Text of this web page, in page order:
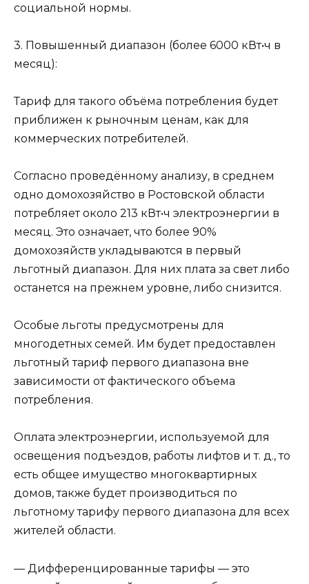
социальной нормы.
3. Повышенный диапазон (более 6000 кВт•ч в
месяц):
Тариф для такого объёма потребления будет
приближен к рыночным ценам, как для
коммерческих потребителей.
Согласно проведённому анализу, в среднем
одно домохозяйство в Ростовской области
потребляет около 213 кВт•ч электроэнергии в
месяц. Это означает, что более 90%
домохозяйств укладываются в первый
льготный диапазон. Для них плата за свет либо
останется на прежнем уровне, либо снизится.
Особые льготы предусмотрены для
многодетных семей. Им будет предоставлен
льготный тариф первого диапазона вне
зависимости от фактического объема
потребления.
Оплата электроэнергии, используемой для
освещения подъездов, работы лифтов и т. д., то
есть общее имущество многоквартирных
домов, также будет производиться по
льготному тарифу первого диапазона для всех
жителей области.
— Дифференцированные тарифы — это